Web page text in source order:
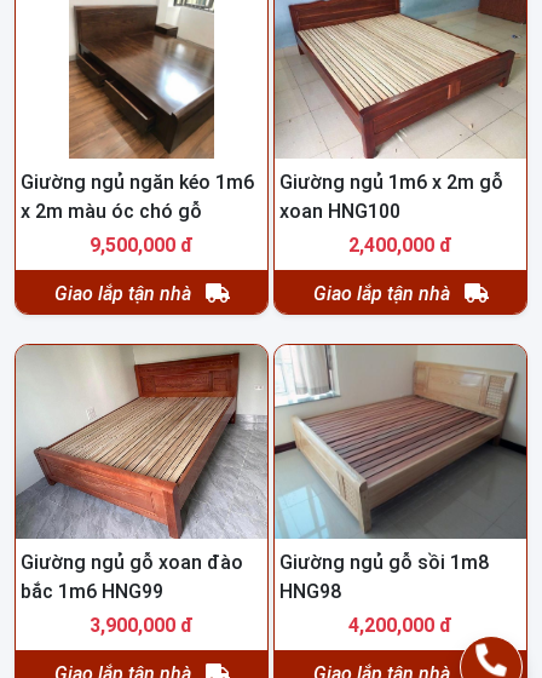
Giường ngủ ngăn kéo 1m6
x 2m màu óc chó gỗ
hương HNG101
9,500,000 đ
Giao lắp tận nhà
Giường ngủ 1m6 x 2m gỗ
xoan HNG100
2,400,000 đ
Giao lắp tận nhà
Giường ngủ gỗ xoan đào
bắc 1m6 HNG99
3,900,000 đ
Giường ngủ gỗ sồi 1m8
HNG98
4,200,000 đ